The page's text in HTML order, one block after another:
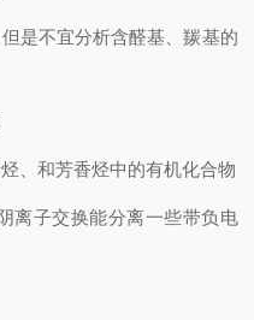
是不宜分析含醛基、羰基的
、和芳香烃中的有机化合物
离子交换能分离一些带负电